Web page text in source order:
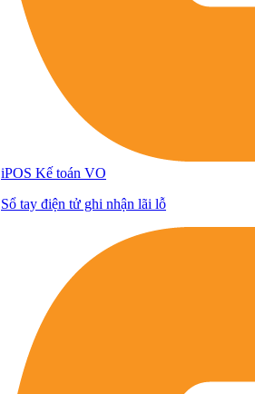
iPOS Kế toán VO
Sổ tay điện tử ghi nhận lãi lỗ